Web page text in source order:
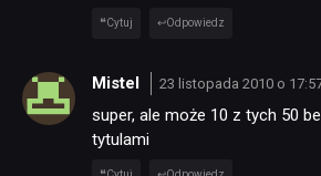
KULTURA
Cytuj Odpowiedz
Mistel 23 listopada 2010 o
super, ale może 10 z tych 50
tytulami